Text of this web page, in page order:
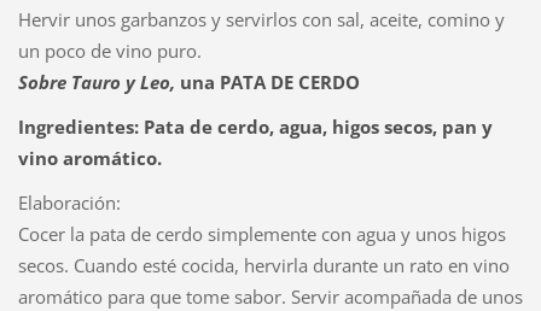
Hervir unos garbanzos y servirlos con sal, aceite, comino y
un poco de vino puro.
SobreTauro y Leo, una PATA DE CERDO
Ingredientes: Pata de cerdo, agua, higos secos, pan y
vino aromático.
Elaboración:
Cocer la pata de cerdo simplemente con agua y unos higos
secos. Cuando esté cocida, hervirla durante un rato en vino
aromático para que tome sabor. Servir acompañada de unos